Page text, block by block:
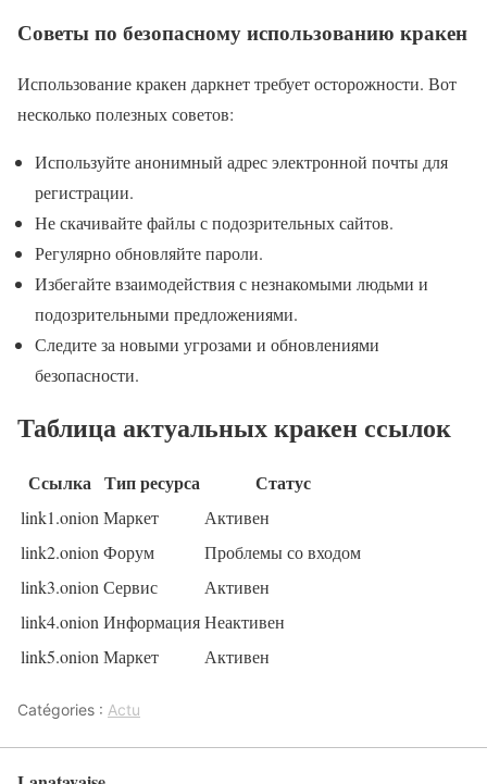
Советы по безопасному использованию кракен
Использование кракен даркнет требует осторожности. Вот
несколько полезных советов:
Используйте анонимный адрес электронной почты для
регистрации.
Не скачивайте файлы с подозрительных сайтов.
Регулярно обновляйте пароли.
Избегайте взаимодействия с незнакомыми людьми и
подозрительными предложениями.
Следите за новыми угрозами и обновлениями
безопасности.
Таблица актуальных кракен ссылок
Ссылка Тип ресурса Статус
link1.onion Маркет
Активен
link2.onion Форум
Проблемы со входом
link3.onion Сервис
Активен
link4.onion ИнформацияНеактивен
link5.onion Маркет Активен
Catégories : Actu